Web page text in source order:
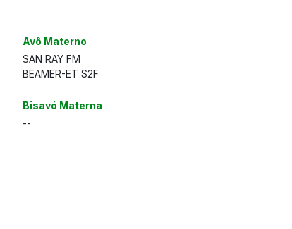
Avô Materno
SAN RAY FM
BEAMER-ET S2F
Bisavó Materna
--